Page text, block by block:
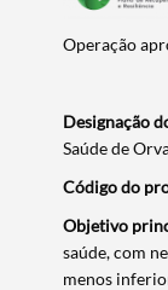
Operação
Designação
Saúde de
Código do
Objetivo
saúde, com
menos